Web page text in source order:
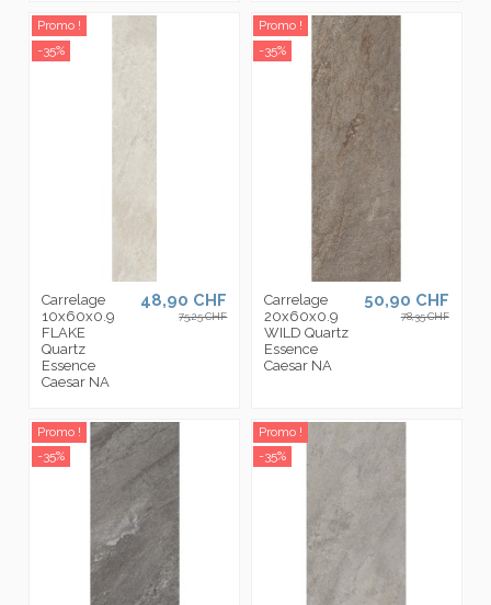
Promo !
-35%
Carrelage
10x60x0.9
FLAKE
Quartz
Essence
Caesar NA
48,90 CHF
75,25 CHF
Promo !
-35%
Carrelage
20x60x0.9
WILD Quartz
Essence
Caesar NA
50,90 CHF
78,35 CHF
Promo !
-35%
Promo !
-35%